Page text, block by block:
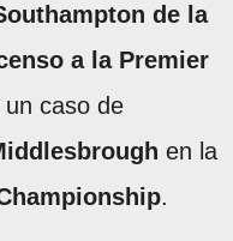
de la
a la Premier
un caso de
en la
.